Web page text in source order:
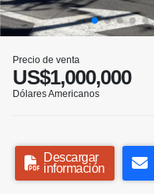
Precio de venta
US$1,000,000
Dólares Americanos
Descargar
información